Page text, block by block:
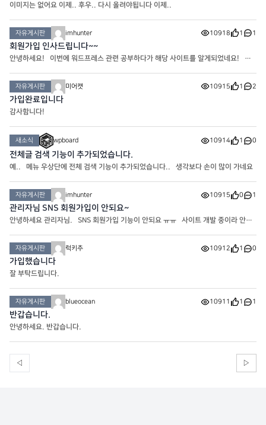
이미지는 없어요 이제.. 후우.. 다시 올려야됩니다 이제..
자유게시판 imhunter 10918 1 1
회원가입 인사드립니다~~
안녕하세요! 이번에 워드프레스 관련 공부하다가 해당 사이트를 알게되었네요! 앞
자유게시판 미어캣 10915 1 2
가입완료입니다
감사함니다!
새소식 wpboard 10914 1 0
전체글 검색 기능이 추가되었습니다.
예.. 메뉴 우상단에 전체 검색 기능이 추가되었습니다.. 생각보다 손이 많이 가네요
자유게시판 imhunter 10915 0 1
관리자님 SNS 회원가입이 안되요~
안녕하세요 관리자님. SNS 회원가입 기능이 안되요 ㅠㅠ 사이트 개발 중이라 안뜬
자유게시판 럭키추 10912 1 0
가입했습니다
잘 부탁드립니다.
자유게시판 blueocean 10911 1 1
반갑습니다.
안녕하세요. 반갑습니다.
◁ ▷